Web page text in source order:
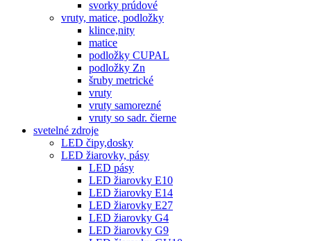
svorky prúdové
vruty, matice, podložky
klince,nity
matice
podložky CUPAL
podložky Zn
šruby metrické
vruty
vruty samorezné
vruty so sadr. čierne
svetelné zdroje
LED čipy,dosky
LED žiarovky, pásy
LED pásy
LED žiarovky E10
LED žiarovky E14
LED žiarovky E27
LED žiarovky G4
LED žiarovky G9